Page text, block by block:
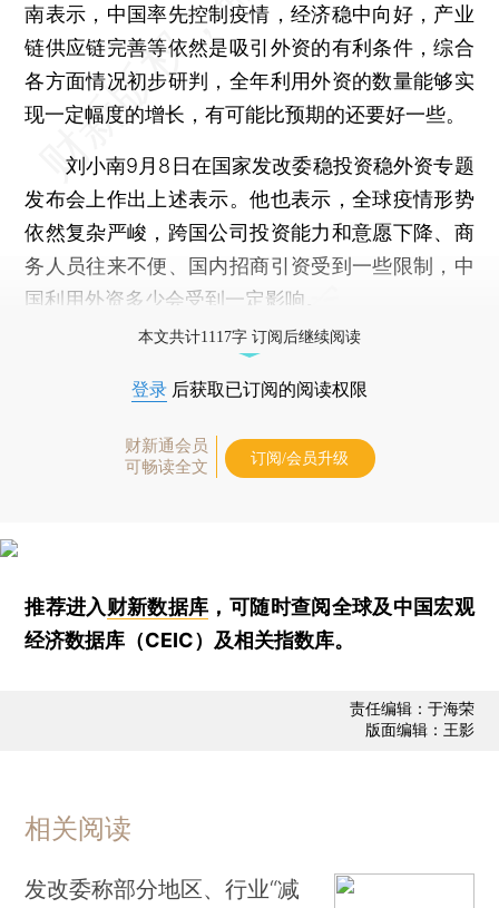
南表示，中国率先控制疫情，经济稳中向好，产业
链供应链完善等依然是吸引外资的有利条件，综合
各方面情况初步研判，全年利用外资的数量能够实
现一定幅度的增长，有可能比预期的还要好一些。
刘小南9月8日在国家发改委稳投资稳外资专题
发布会上作出上述表示。他也表示，全球疫情形势
依然复杂严峻，跨国公司投资能力和意愿下降、商
务人员往来不便、国内招商引资受到一些限制，中
国利用外资多少会受到一定影响。
本文共计1117字 订阅后继续阅读
登录 后获取已订阅的阅读权限
财新通会员
可畅读全文
订阅/会员升级
推荐进入财新数据库 ，可随时查阅全球及中国宏观
经济数据库（CEIC）及相关指数库。
责任编辑：于海荣
版面编辑：王影
相关阅读
发改委称部分地区、行业“减